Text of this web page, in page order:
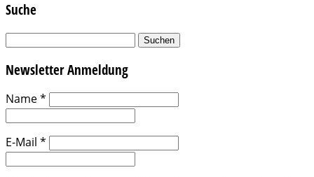
Suche
Suchen
Newsletter Anmeldung
Name*
E-Mail *